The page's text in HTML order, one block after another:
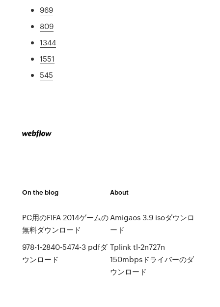
969
809
1344
1551
545
On the blog
PC用のFIFA 2014ゲームの
無料ダウンロード
978-1-2840-5474-3 pdfダ
ウンロード
About
Amigaos 3.9 isoダウンロ
ード
Tplink tl-2n727n
150mbpsドライバーのダ
ウンロード